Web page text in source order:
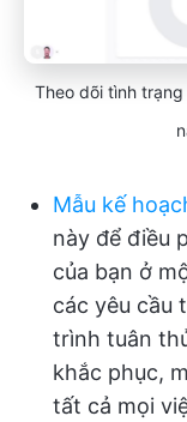
Theo dõi tình
Mẫu kế
này để điều
của bạn ở
các yêu cầu
trình tuân
khắc phục,
tất cả mọi